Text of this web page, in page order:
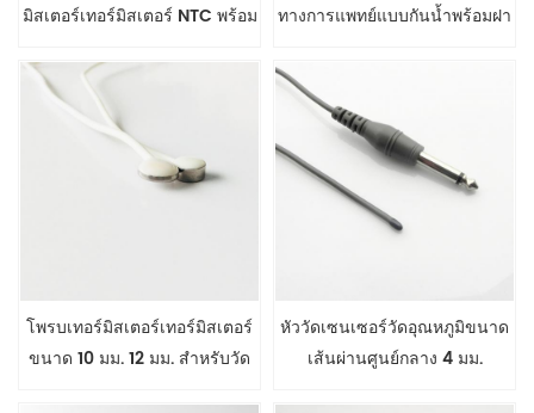
มิสเตอร์เทอร์มิสเตอร์ NTC พร้อม
ทางการแพทย์แบบกันน้ำพร้อมฝา
โพรบเทอร์มิสเตอร์เทอร์มิสเตอร์
ขนาด 10 มม. 12 มม. สำหรับวัด
หัววัดเซนเซอร์วัดอุณหภูมิขนาด
เส้นผ่านศูนย์กลาง 4 มม.